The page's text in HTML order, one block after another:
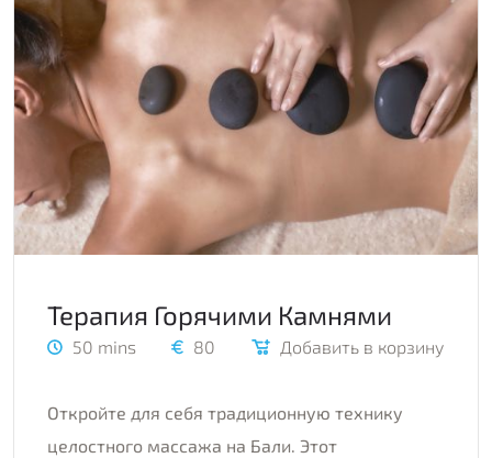
Терапия Горячими Камнями
50 mins 80 Добавить в корзину
Откройте для себя традиционную технику
целостного массажа на Бали. Этот